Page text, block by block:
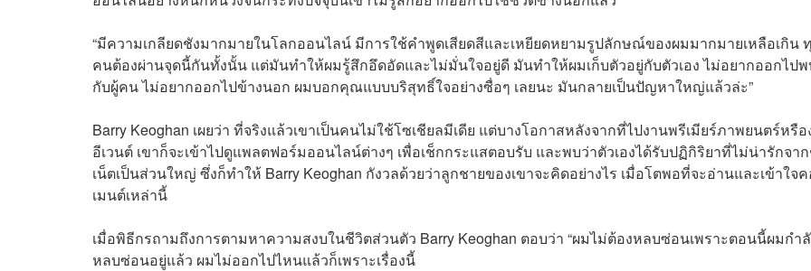
“มีความเกลียดชังมากมายในโลกออนไลน์ มีการใช้คำพูดเสียดสีและเหยียดหยามรูปลักษณ์ของผมมากมายเหลือเกิน
คนต้องผ่านจุดนี้กันทั้งนั้น แต่มันทำให้ผมรู้สึกอึดอัดและไม่มั่นใจอยู่ดี มันทำให้ผมเก็บตัวอยู่กับตัวเอง ไม่อยากออกไปพ
กับผู้คน ไม่อยากออกไปข้างนอก ผมบอกคุณแบบบริสุทธิ์ใจอย่างซื่อๆ เลยนะ มันกลายเป็นปัญหาใหญ่แล้วล่ะ”
Barry Keoghan เผยว่า ที่จริงแล้วเขาเป็นคนไม่ใช้โซเชียลมีเดีย แต่บางโอกาสหลังจากที่ไปงานพรีเมียร์ภาพยนตร์หรื
อีเวนต์ เขาก็จะเข้าไปดูแพลตฟอร์มออนไลน์ต่างๆ เพื่อเช็กกระแสตอบรับ และพบว่าตัวเองได้รับปฏิกิริยาที่ไม่น่ารักจา
เน็ตเป็นส่วนใหญ่ ซึ่งก็ทำให้ Barry Keoghan กังวลด้วยว่าลูกชายของเขาจะคิดอย่างไร เมื่อโตพอที่จะอ่านและเข้าใจ
เมนต์เหล่านี้
เมื่อพิธีกรถามถึงการตามหาความสงบในชีวิตส่วนตัว Barry Keoghan ตอบว่า “ผมไม่ต้องหลบซ่อนเพราะตอนนี้ผมกำ
หลบซ่อนอยู่แล้ว ผมไม่ออกไปไหนแล้วก็เพราะเรื่องนี้